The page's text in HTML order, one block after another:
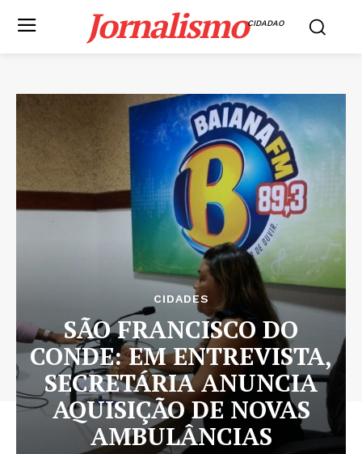
JornalismoCIDADAO
CIDADES
SÃO FRANCISCO DO
CONDE: EM ENTREVISTA,
SECRETÁRIA ANUNCIA
AQUISIÇÃO DE NOVAS
AMBULÂNCIAS